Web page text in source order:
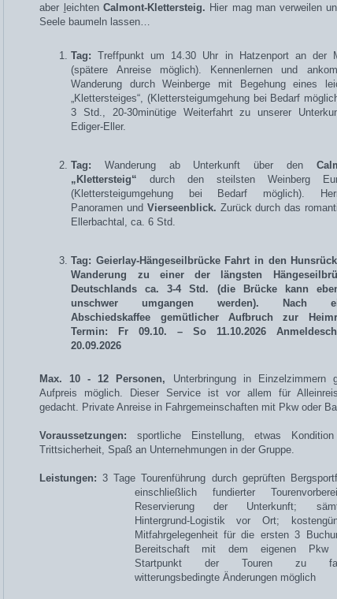
aber eichten Calmont-Klettersteig. Hier mag man verweilen
Seele baumeln lassen…
Tag:
Treffpunkt um 14.30 Uhr in Hatzenport an der
(spätere Anreise möglich). Kennenlernen und
Wanderung durch Weinberge mit Begehung eines
„Klettersteiges“, (Klettersteigumgehung bei Bedarf
3 Std., 20-30minütige Weiterfahrt zu unserer
Ediger-Eller.
Tag: Wanderung ab Unterkunft über den
„Klettersteig“
durch den steilsten Weinberg
(Klettersteigumgehung bei Bedarf möglich).
H
Panoramen und Vierseenblick. Zurück durch das
Ellerbachtal, ca. 6 Std.
Tag: Geierlay-Hängeseilbrücke Fahrt in den
Wanderung zu einer der längsten
Deutschlands
ca. 3-4 Std. (die Brücke kann
unschwer umgangen werden). Nach
Abschiedskaffee gemütlicher Aufbruch zur
Termin:
Fr 09.10. – So 11.10.2026
20.09.2026
Max. 10 - 12 Personen,
Unterbringung in Einzelzimmern
Aufpreis möglich. Dieser Service ist vor allem für
gedacht. Private Anreise in Fahrgemeinschaften mit Pkw oder
Voraussetzungen:
sportliche Einstellung, etwas
Trittsicherheit, Spaß an Unternehmungen in der Gruppe.
Leistungen: 3 Tage Tourenführung durch geprüften
einschließlich fundierter
Reservierung der Unterkunft;
Hintergrund-Logistik vor Ort;
Mitfahrgelegenheit für die ersten 3
Bereitschaft mit dem eigenen Pkw
Startpunkt der Touren zu
witterungsbedingte Änderungen möglich